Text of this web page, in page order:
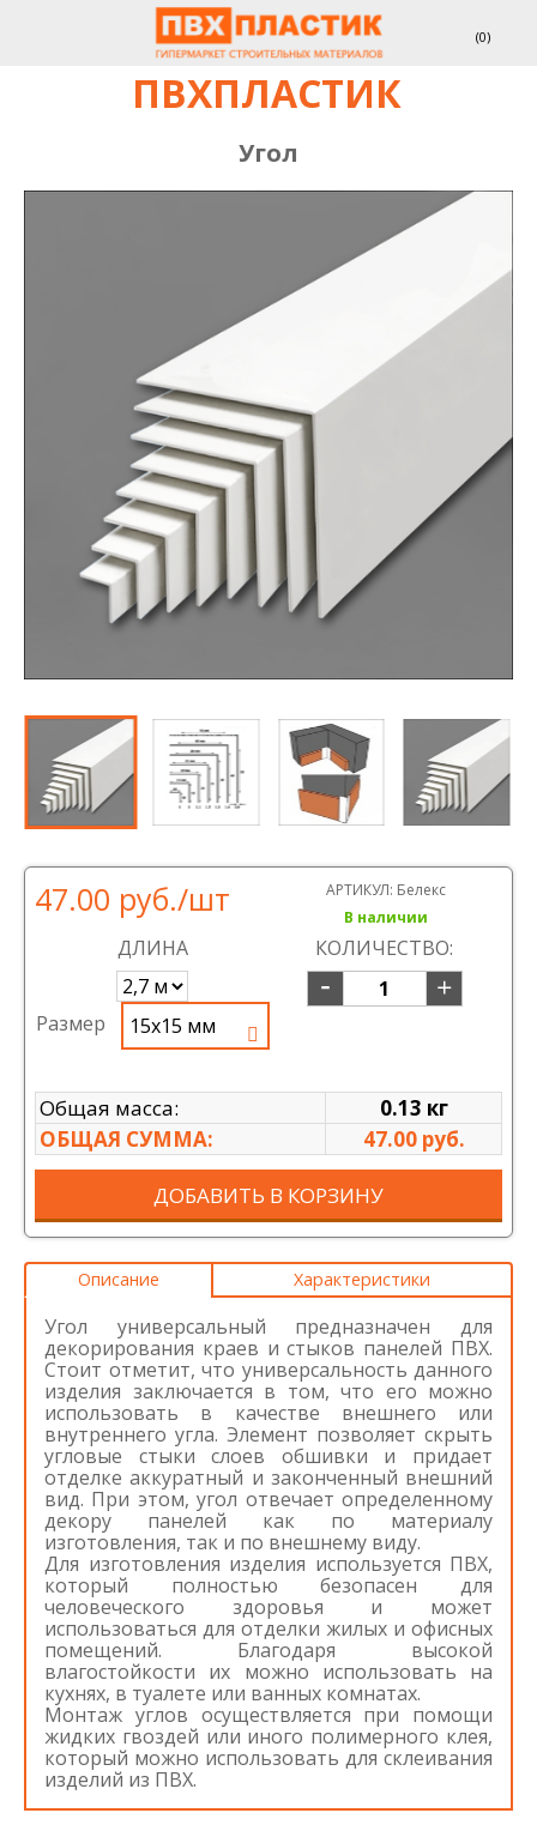
(0)
ПВХПЛАСТИК
Угол
47.00 руб./шт АРТИКУЛ: Белекс
В наличии
ДЛИНА
Размер
КОЛИЧЕСТВО:
Общая масса:
0.13 кг
ОБЩАЯ СУММА:
47.00 руб.
ДОБАВИТЬ В КОРЗИНУ
Описание Характеристики
Угол универсальный предназначен для
декорирования краев и стыков панелей ПВХ.
Стоит отметит, что универсальность данного
изделия заключается в том, что его можно
использовать в качестве внешнего или
внутреннего угла. Элемент позволяет скрыть
угловые стыки слоев обшивки и придает
отделке аккуратный и законченный внешний
вид. При этом, угол отвечает определенному
декору панелей как по материалу
изготовления, так и по внешнему виду.
Для изготовления изделия используется ПВХ,
который полностью безопасен для
человеческого здоровья и может
использоваться для отделки жилых и офисных
помещений. Благодаря высокой
влагостойкости их можно использовать на
кухнях, в туалете или ванных комнатах.
Монтаж углов осуществляется при помощи
жидких гвоздей или иного полимерного клея,
который можно использовать для склеивания
изделий из ПВХ.